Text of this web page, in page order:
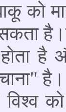
को
है